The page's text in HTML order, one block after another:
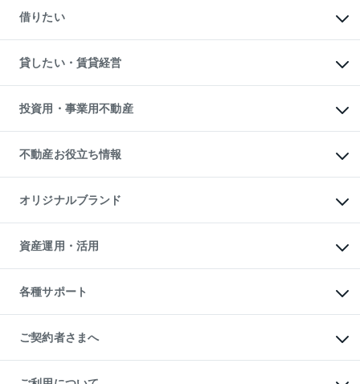
中古一戸建ての購入
不動産購入の流れ
注目キーワード物件特集
購入ガイド
English 繁体中文簡体中文
一戸建ての売却・査定
土地の売却・査定
スピードAI査定
不動産査定について
不動産売却の流れ
不動産買換えの流れ
売却ガイド
借りたい
オフィス・店舗の賃貸
借りるときの流れ
借りるガイド
貸したい・賃貸経営
マンション賃料データ
賃貸管理プラン
リロケーションについて
貸すガイド
投資用・事業用不動産
事業用不動産
マンション投資
投資用マンション
アパート経営
収益物件
ビル購入（ビル一棟）
投資用不動産の売却査定
事業用不動産の売却査定
不動産お役立ち情報
マンションライブラリー
人気マンションランキング
暮らしに役立つ不動産メディア
不動産相場・不動産価格情報
不動産コラム・ニュース
不動産用語集
不動産なんでもネット相談室
住まいの税金
オリジナルブランド
一棟リノベーションマンション
L`GENTE（ルジェンテ）
区分リノベーションマンション
投資用一棟レジデンスWELL
不動産小口投資
LEGACIA（レガシア）
資産運用・活用
不動産M&A
アセットマネジメント・出資
各種サポート
相続サポート
リフォームサポート
ご契約者さまへ
ご紹介・再契約特典